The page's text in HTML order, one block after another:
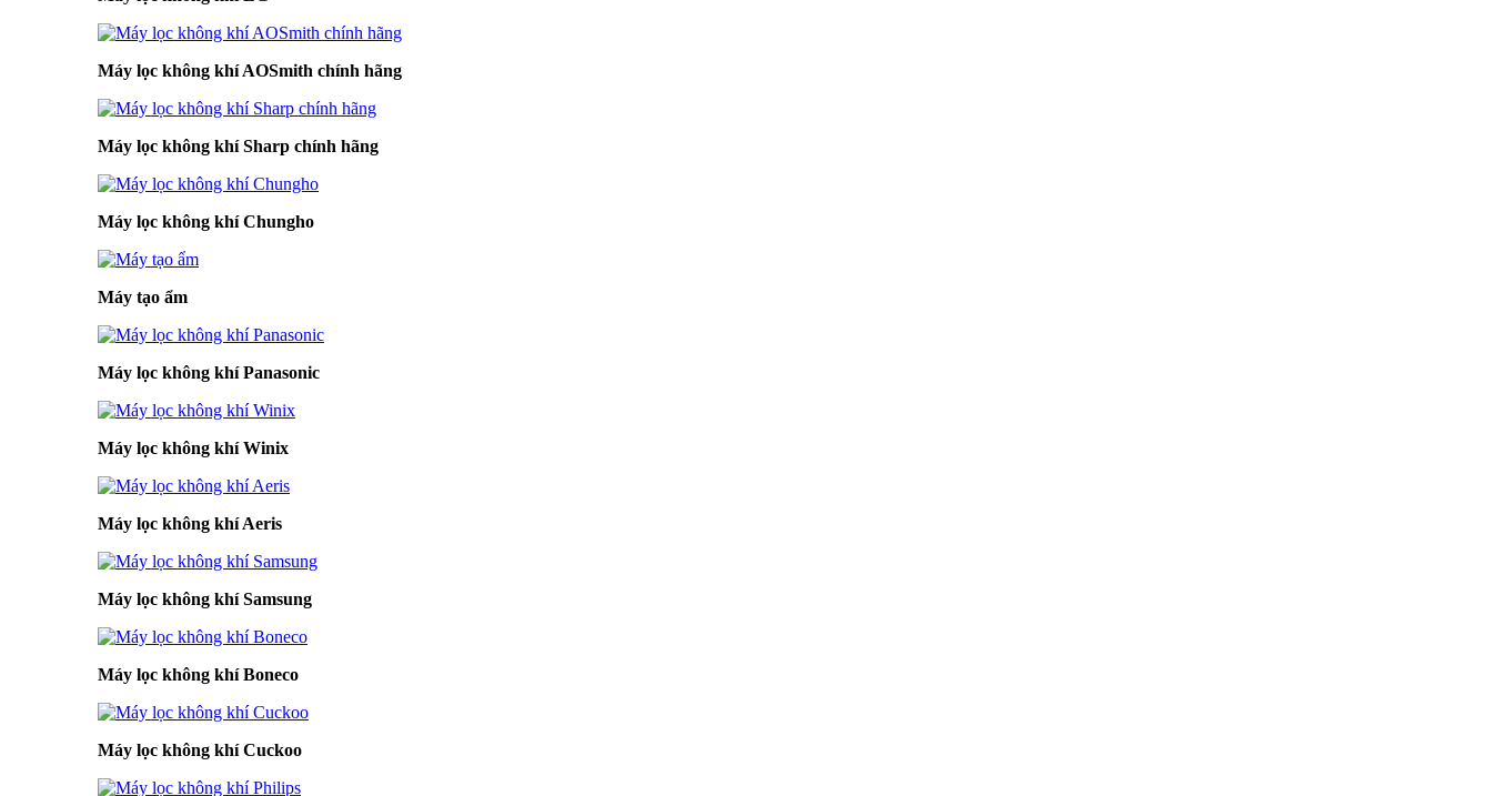
Máy lọc không khí AOSmith chính hãng
Máy lọc không khí Sharp chính hãng
Máy lọc không khí Chungho
Máy tạo ẩm
Máy lọc không khí Panasonic
Máy lọc không khí Winix
Máy lọc không khí Aeris
Máy lọc không khí Samsung
Máy lọc không khí Boneco
Máy lọc không khí Cuckoo